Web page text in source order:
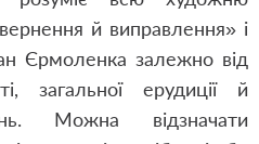
й виправлення» і
Єрмоленка залежно від
загальної ерудиції й
Можна відзначати